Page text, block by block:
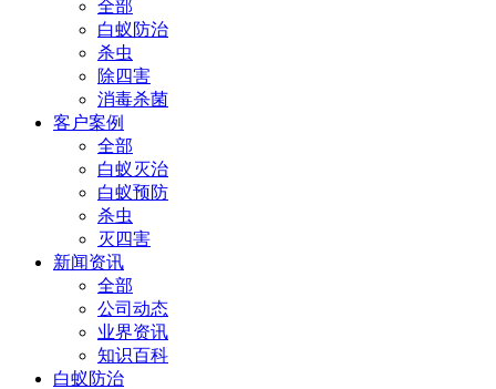
全部
白蚁防治
杀虫
除四害
消毒杀菌
客户案例
全部
白蚁灭治
白蚁预防
杀虫
灭四害
新闻资讯
全部
公司动态
业界资讯
知识百科
白蚁防治